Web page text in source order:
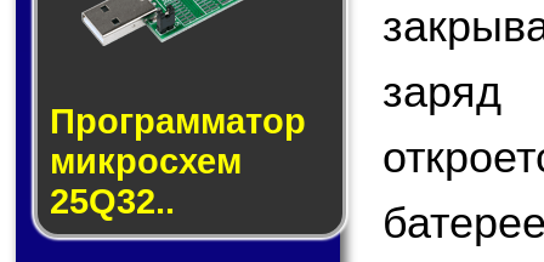
Прог­рам­ма­тор
мик­ро­схем
25Q32..
заряд